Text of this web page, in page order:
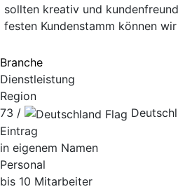
sollten kreativ und
festen Kundenstamm können
Branche
Dienstleistung
Region
73 /
Eintrag
in eigenem Namen
Personal
bis 10 Mitarbeiter